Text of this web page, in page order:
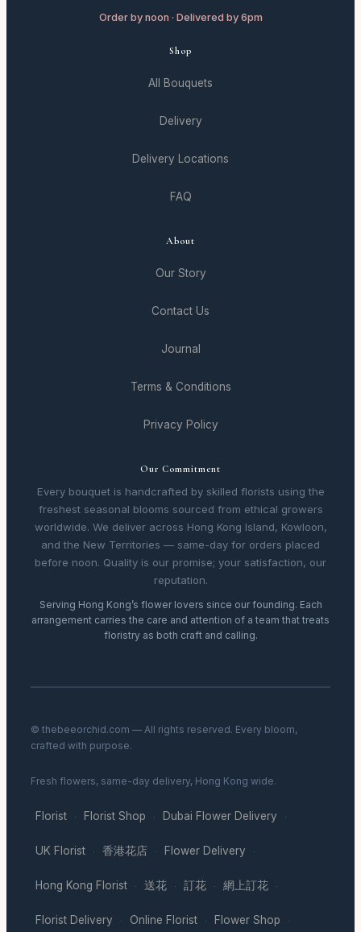
Order by noon · Delivered by 6pm
Shop
All Bouquets
Delivery
Delivery Locations
FAQ
About
Our Story
Contact Us
Journal
Terms & Conditions
Privacy Policy
Our Commitment
Every bouquet is handcrafted by skilled florists using the
freshest seasonal blooms sourced from ethical growers
worldwide. We deliver across Hong Kong Island, Kowloon,
and the New Territories — same-day for orders placed
before noon. Quality is our promise; your satisfaction, our
reputation.
Serving Hong Kong’s flower lovers since our founding. Each
arrangement carries the care and attention of a team that treats
floristry as both craft and calling.
© thebeeorchid.com — All rights reserved. Every bloom,
crafted with purpose.
Fresh flowers, same-day delivery, Hong Kong wide.
Florist · Florist Shop · Dubai Flower Delivery ·
UK Florist · 香港花店 · Flower Delivery ·
Hong Kong Florist · 送花 · 訂花 · 網上訂花 ·
Florist Delivery · Online Florist · Flower Shop ·